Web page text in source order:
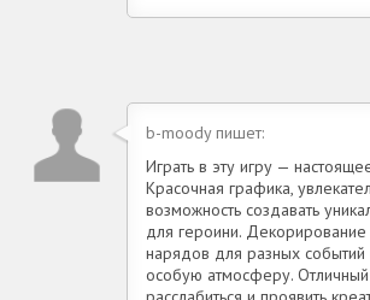
b-moody пишет:
Играть в эту игру —
Красочная графика,
возможность создавать
для героини.
нарядов для разных
особую атмосферу.